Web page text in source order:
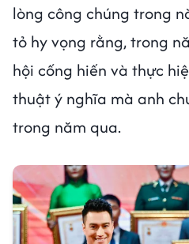
lòng công chúng trong
tỏ hy vọng rằng, trong
hội cống hiến và thực
thuật ý nghĩa mà anh
trong năm qua.